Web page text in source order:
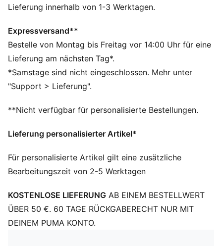
Erbe der Scuderia mit einem auffälligen Print auf der
FEATURES + VORTEILE
Hergestellt aus mindestens 20 % recycelter
Baumwolle.
DETAILS
Passform: Regulär
Hauptmaterial: Single Jersey
Kurze Ärmel
Lieferung innerhalb von 1-3 Werktagen.
Expressversand**
Bestelle von Montag bis Freitag vor 14:00 Uhr für eine
Lieferung am nächsten Tag*.
*Samstage sind nicht eingeschlossen. Mehr unter
"Support > Lieferung".
**Nicht verfügbar für personalisierte Bestellungen.
Lieferung personalisierter Artikel*
Für personalisierte Artikel gilt eine zusätzliche
Bearbeitungszeit von 2-5 Werktagen
KOSTENLOSE LIEFERUNG AB EINEM BESTELLWERT
ÜBER 50 €. 60 TAGE RÜCKGABERECHT NUR MIT
DEINEM PUMA KONTO.